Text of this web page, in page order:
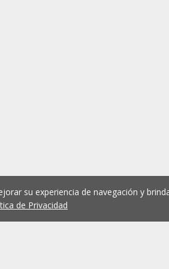
su experiencia de navegación y
de Privacidad